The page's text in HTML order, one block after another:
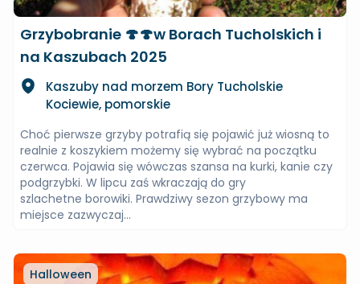
Grzybobranie 🍄🍄w Borach Tucholskich i
na Kaszubach 2025
Kaszuby nad morzem Bory Tucholskie
Kociewie, pomorskie
Choć pierwsze grzyby potrafią się pojawić już wiosną to
realnie z koszykiem możemy się wybrać na początku
czerwca. Pojawia się wówczas szansa na kurki, kanie czy
podgrzybki. W lipcu zaś wkraczają do gry
szlachetne borowiki. Prawdziwy sezon grzybowy ma
miejsce zazwyczaj...
Halloween